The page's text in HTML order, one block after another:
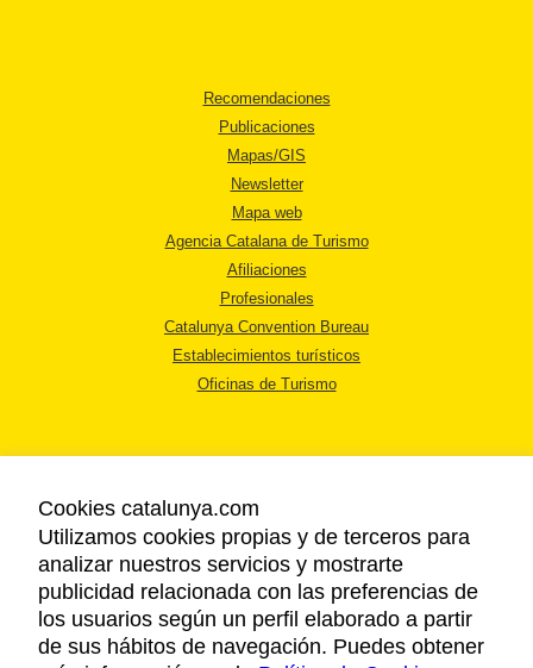
Recomendaciones
Publicaciones
Mapas/GIS
Newsletter
Mapa web
Agencia Catalana de Turismo
Afiliaciones
Profesionales
Catalunya Convention Bureau
Establecimientos turísticos
Oficinas de Turismo
AVISO LEGAL
POLÍTICA DE PRIVACIDAD
COOKIES
ACCESSIBILIDAD
Cookies catalunya.com
Utilizamos cookies propias y de terceros para
analizar nuestros servicios y mostrarte
publicidad relacionada con las preferencias de
los usuarios según un perfil elaborado a partir
de sus hábitos de navegación. Puedes obtener